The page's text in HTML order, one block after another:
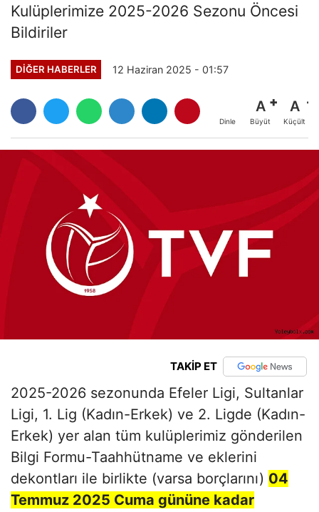
Kulüplerimize 2025-2026 Sezonu Öncesi
Bildiriler
DIĞER HABERLER 12 Haziran 2025 - 01:57
Dinle
A
Büyüt
A
Küçült
TAKİP ET
2025-2026 sezonunda Efeler Ligi, Sultanlar
Ligi, 1. Lig (Kadın-Erkek) ve 2. Ligde (Kadın-
Erkek) yer alan tüm kulüplerimiz gönderilen
Bilgi Formu-Taahhütname ve eklerini
dekontları ile birlikte (varsa borçlarını) 04
Temmuz 2025 Cuma gününe kadar